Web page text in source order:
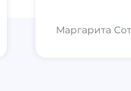
Маргарита